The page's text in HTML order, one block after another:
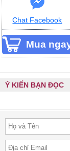
Chat Facebook
Ý KIẾN BẠN ĐỌC